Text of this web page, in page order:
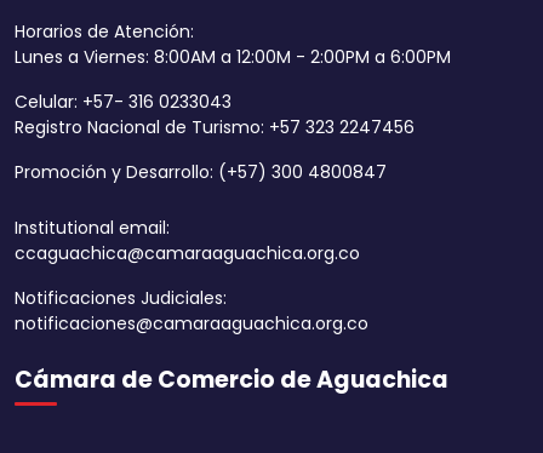
Horarios de Atención:
Lunes a Viernes: 8:00AM a 12:00M - 2:00PM a 6:00PM
Celular: +57- 316 0233043
Registro Nacional de Turismo: +57 323 2247456
Promoción y Desarrollo: (+57) 300 4800847
Institutional email:
ccaguachica@camaraaguachica.org.co
Notificaciones Judiciales:
notificaciones@camaraaguachica.org.co
Cámara de Comercio de Aguachica
Aumentar